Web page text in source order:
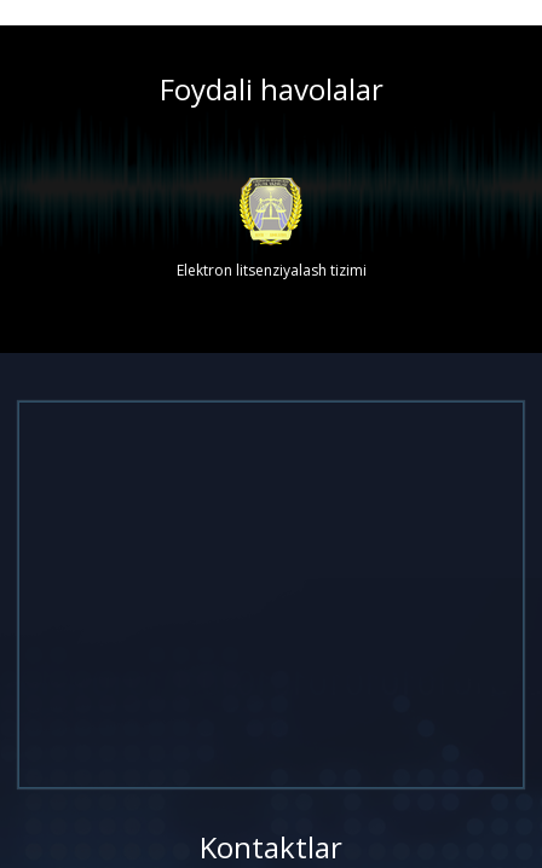
Foydali havolalar
Elektron litsenziyalash tizimi
Kontaktlar